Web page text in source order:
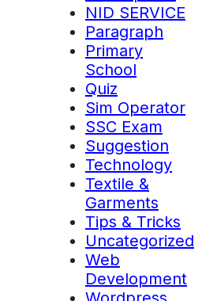
NID SERVICE
Paragraph
Primary
School
Quiz
Sim Operator
SSC Exam
Suggestion
Technology
Textile &
Garments
Tips & Tricks
Uncategorized
Web
Development